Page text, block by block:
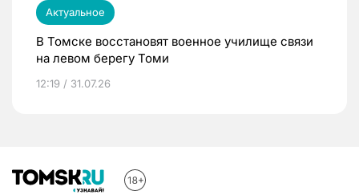
Актуальное
В Томске восстановят военное училище связи
на левом берегу Томи
12:19 / 31.07.26